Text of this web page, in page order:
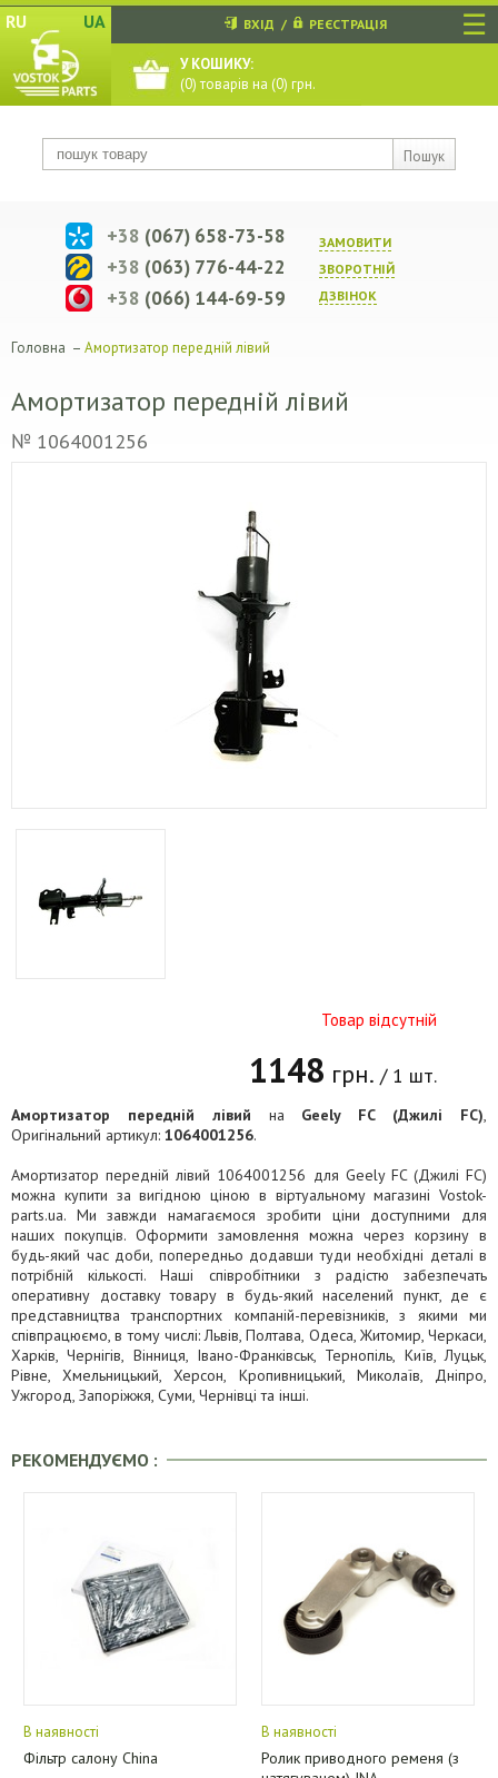
☰
RU UA
Пошук
ВХІД / РЕЄСТРАЦІЯ
У КОШИКУ:
(0) товарів на (0) грн.
ЗАМОВИТИ
ЗВОРОТНIЙ
ДЗВIНОК
+38 (067) 658-73-58
+38 (063) 776-44-22
+38 (066) 144-69-59
Головна – Амортизатор передній лівий
Амортизатор передній лівий
№ 1064001256
Товар відсутній
1148 грн. / 1 шт.
Амортизатор передній лівий на Geely FC (Джилі FC),
Оригінальний артикул: 1064001256.
Амортизатор передній лівий 1064001256 для Geely FC (Джилі FC)
можна купити за вигідною ціною в віртуальному магазині Vostok-
parts.ua. Ми завжди намагаємося зробити ціни доступними для
наших покупців. Оформити замовлення можна через корзину в
будь-який час доби, попередньо додавши туди необхідні деталі в
потрібній кількості. Наші співробітники з радістю забезпечать
оперативну доставку товару в будь-який населений пункт, де є
представництва транспортних компаній-перевізників, з якими ми
співпрацюємо, в тому числі: Львів, Полтава, Одеса, Житомир, Черкаси,
Харків, Чернігів, Вінниця, Івано-Франківськ, Тернопіль, Київ, Луцьк,
Рівне, Хмельницький, Херсон, Кропивницький, Миколаїв, Дніпро,
Ужгород, Запоріжжя, Суми, Чернівці та інші.
РЕКОМЕНДУЄМО :
В наявності
Фільтр салону China
В наявності
Ролик приводного ременя (з